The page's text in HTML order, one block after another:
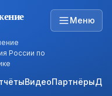
России по
Меню
ВидеоПартнёры